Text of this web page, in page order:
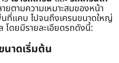
ยตามความเหมาะสมของหน้า
ที่แคบ ไปจนถึงเครนขนาดใหญ่
โดยมีรายละเอียดรถดังนี้:
าดเริ่มต้น